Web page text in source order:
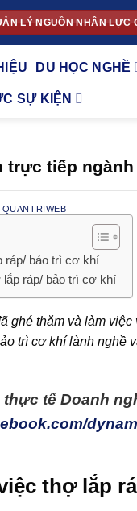
LÝ NGUỒN NHÂN LỰC
DU HỌC NGHỀ
SỰ KIỆN
trực tiếp
QUANTRIWEB
ráp/ bảo trì cơ khí
ráp/ bảo trì cơ khí
ghé thăm và làm
trì cơ khí lành nghề
tế Doanh
thợ lắp